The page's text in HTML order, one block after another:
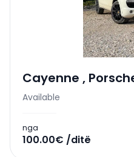
Cayenne ,
Available
nga
100.00€ /ditë